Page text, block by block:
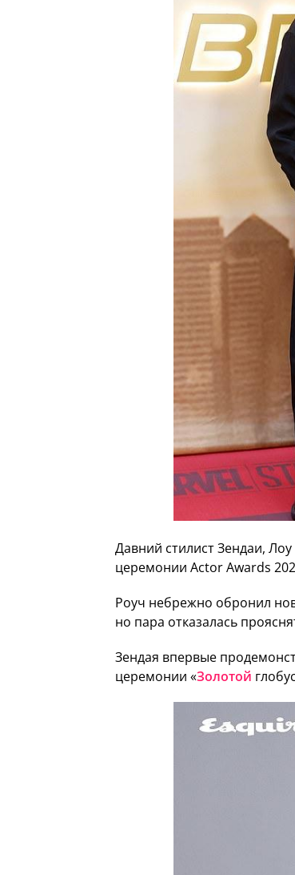
Давний стилист Зендаи,
церемонии Actor Awards
Роуч небрежно обронил
но пара отказалась
Зендая впервые
церемонии «Золотой